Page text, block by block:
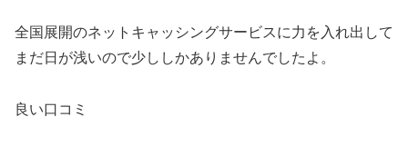
全国展開のネットキャッシングサービスに力を入れ出して
まだ日が浅いので少ししかありませんでしたよ。
良い口コミ